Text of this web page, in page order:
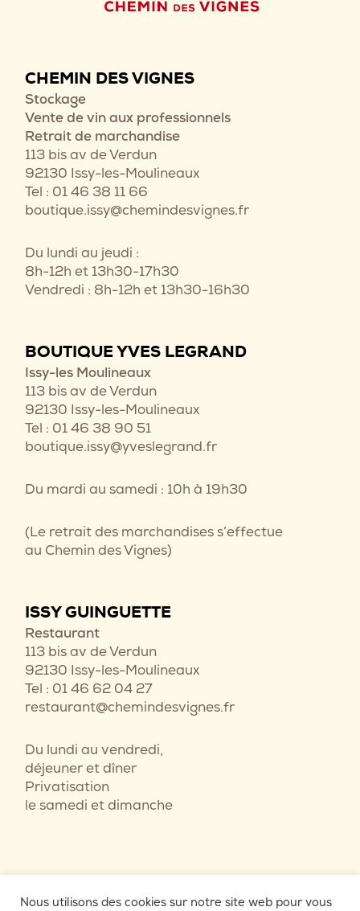
CHEMIN DES VIGNES
Stockage
Vente de vin aux professionnels
Retrait de marchandise
113 bis av de Verdun
92130 Issy-les-Moulineaux
Tel : 01 46 38 11 66
boutique.issy@chemindesvignes.fr
Du lundi au jeudi :
8h-12h et 13h30-17h30
Vendredi : 8h-12h et 13h30-16h30
BOUTIQUE YVES LEGRAND
Issy-les Moulineaux
113 bis av de Verdun
92130 Issy-les-Moulineaux
Tel : 01 46 38 90 51
boutique.issy@yveslegrand.fr
Du mardi au samedi : 10h à 19h30
(Le retrait des marchandises s’effectue
au Chemin des Vignes)
ISSY GUINGUETTE
Restaurant
113 bis av de Verdun
92130 Issy-les-Moulineaux
Tel : 01 46 62 04 27
restaurant@chemindesvignes.fr
Du lundi au vendredi,
déjeuner et dîner
Privatisation
le samedi et dimanche
Nous utilisons des cookies sur notre site web pour vous